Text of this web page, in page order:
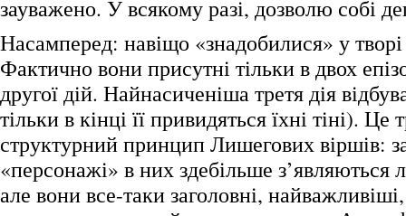
зауважено. У всякому разі, дозволю собі
Насамперед: навіщо «знадобилися» у
Фактично вони присутні тільки в двох
другої дій. Найнасиченіша третя дія
тільки в кінці її привидяться їхні тіні). Це
структурний принцип Лишегових віршів:
«персонажі» в них здебільше з’являються
але вони все-таки заголовні,